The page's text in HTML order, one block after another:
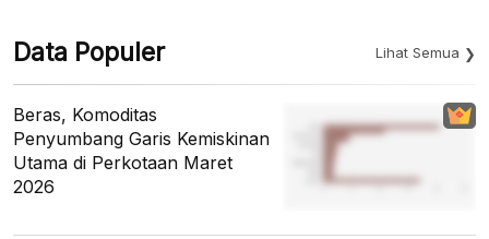
Data Populer Lihat Semua
Beras, Komoditas
Penyumbang Garis Kemiskinan
Utama di Perkotaan Maret
2026